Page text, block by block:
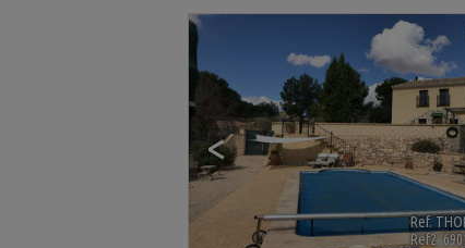
<
Ref.
Ref2.